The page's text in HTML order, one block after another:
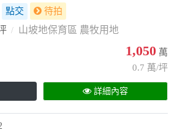
點交 待拍
山坡地保育區 農牧用地
1,050 萬
0.7 萬/坪
詳細內容